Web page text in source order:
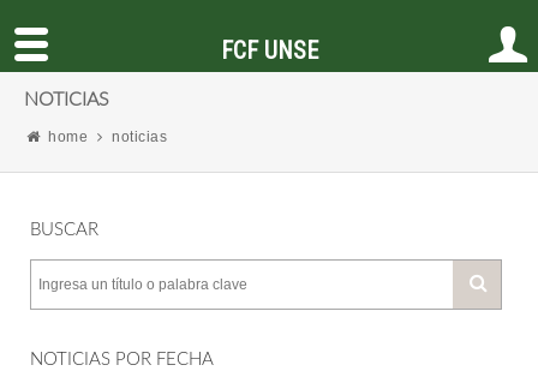
NOTICIAS
home noticias
BUSCAR
NOTICIAS POR FECHA
FCF UNSE